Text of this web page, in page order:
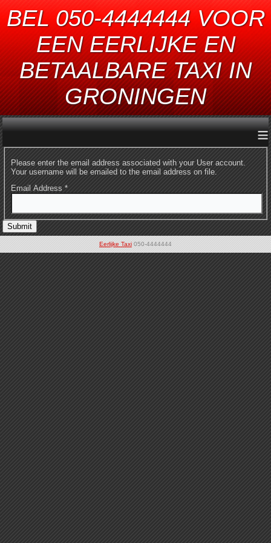
BEL 050-4444444 VOOR
EEN EERLIJKE EN
BETAALBARE TAXI IN
GRONINGEN
≡
Please enter the email address associated with your User account.
Your username will be emailed to the email address on file.
Email Address *
Submit
Eerlijke Taxi050-4444444